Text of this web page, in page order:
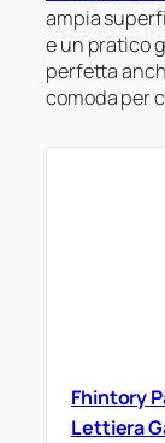
ampia
e un pratico
perfetta
comoda per
Fhintory
Lettiera